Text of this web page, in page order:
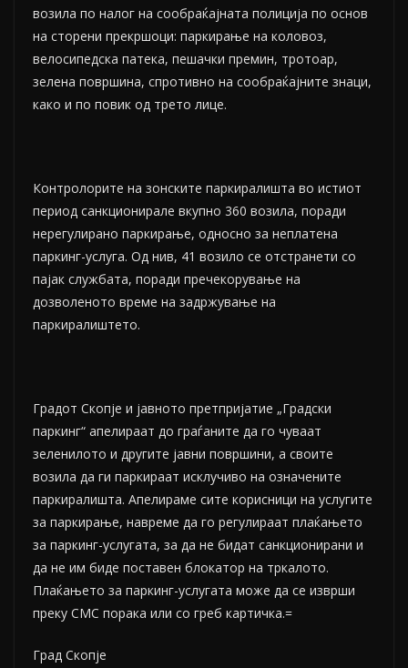
возила по налог на сообраќајната полиција по основ
на сторени прекршоци: паркирање на коловоз,
велосипедска патека, пешачки премин, тротоар,
зелена површина, спротивно на сообраќајните знаци,
како и по повик од трето лице.
Контролорите на зонските паркиралишта во истиот
период санкционирале вкупно 360 возилa, поради
нерегулирано паркирање, односно за неплатена
паркинг-услуга. Од нив, 41 возилo се отстранети со
пајак службата, поради пречекорување на
дозволеното време на задржување на
паркиралиштето.
Градот Скопје и јавното претпријатие „Градски
паркинг“ апелираат до граѓаните да го чуваат
зеленилото и другите јавни површини, а своите
возила да ги паркираат исклучиво на означените
паркиралишта. Апелираме сите корисници на услугите
за паркирање, навреме да го регулираат плаќањето
за паркинг-услугата, за да не бидат санкционирани и
да не им биде поставен блокатор на тркалото.
Плаќањето за паркинг-услугата може да се изврши
преку СМС порака или со греб картичка.=
Град Скопје